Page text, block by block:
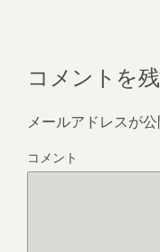
コメントを
メールアドレスが
コメント